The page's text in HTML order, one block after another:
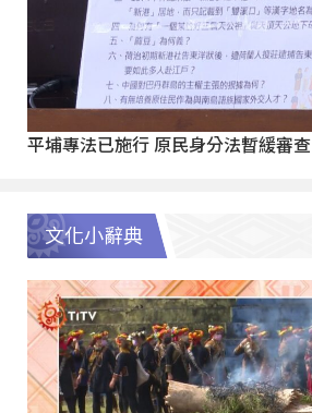
平埔專法已施行 原民身分法暫緩審查
文化小辭典